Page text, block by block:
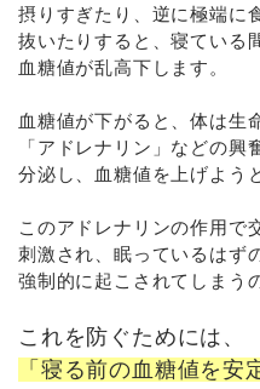
摂りすぎたり、逆に極端に
抜いたりすると、寝ている
血糖値が乱高下します。
血糖値が下がると、体は生
「アドレナリン」などの興
分泌し、血糖値を上げよう
このアドレナリンの作用で
刺激され、眠っているはず
強制的に起こされてしまう
これを防ぐためには、
「寝る前の血糖値を安